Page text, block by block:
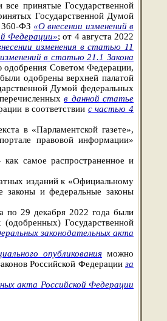
принятые Государственной
Государственной Думой
360-ФЗ«О внесении изменений в
Федерации»; от 4 августа 2022
изменения в статью 11
в статью 21.1 Закона
одобрения Советом Федерации,
одобрены верхней палатой
Думой федеральных
в данной статье
в соответствии с частью 4
в «Парламентской газете»,
правовой информации»
как самое распространенное и
изданий к «Официальному
законы и федеральные законы
по 29 декабря 2022 года были
Государственной
законодательных акта
опубликования можно
Российской Федерации за
акта Российской Федерации